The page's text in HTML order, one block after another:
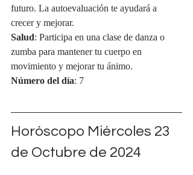
futuro. La autoevaluación te ayudará a
crecer y mejorar.
Salud: Participa en una clase de danza o
zumba para mantener tu cuerpo en
movimiento y mejorar tu ánimo.
Número del día: 7
Horóscopo Miércoles 23
de Octubre de 2024